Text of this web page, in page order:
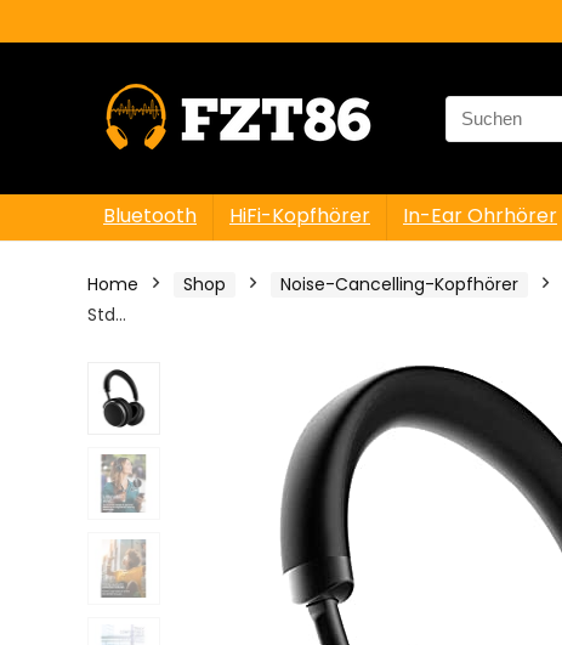
Search
for:
Bluetooth HiFi-Kopfhörer In-Ear Ohrhörer
Home Shop Noise-Cancelling-Kopfhörer
Std…